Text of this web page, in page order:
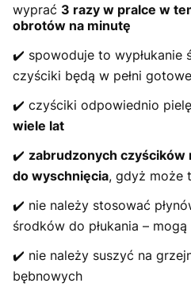
wyprać 3 razy w pralce w
obrotów na minutę
✔️ spowoduje to wypłukanie
czyściki będą w pełni
✔️ czyściki odpowiednio
wiele lat
✔️ zabrudzonych czyścików
do wyschnięcia, gdyż może
✔️ nie należy stosować
środków do płukania – mogą
✔️ nie należy suszyć na
bębnowych